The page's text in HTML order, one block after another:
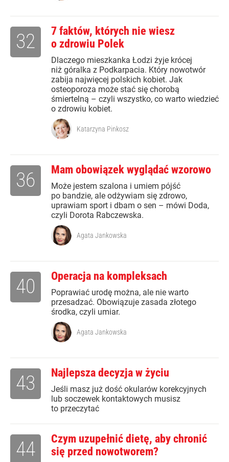
7 faktów, których nie wiesz
o zdrowiu Polek
Dlaczego mieszkanka Łodzi żyje krócej
niż góralka z Podkarpacia. Który nowotwór
zabija najwięcej polskich kobiet. Jak
osteoporoza może stać się chorobą
śmiertelną – czyli wszystko, co warto wiedzieć
o zdrowiu kobiet.
32
Katarzyna Pinkosz
Mam obowiązek wyglądać wzorowo
Może jestem szalona i umiem pójść
po bandzie, ale odżywiam się zdrowo,
uprawiam sport i dbam o sen – mówi Doda,
czyli Dorota Rabczewska.
36
Agata Jankowska
Operacja na kompleksach
Poprawiać urodę można, ale nie warto
przesadzać. Obowiązuje zasada złotego
środka, czyli umiar.
40
Agata Jankowska
Najlepsza decyzja w życiu
Jeśli masz już dość okularów korekcyjnych
lub soczewek kontaktowych musisz
to przeczytać
43
Czym uzupełnić dietę, aby chronić
się przed nowotworem?
44